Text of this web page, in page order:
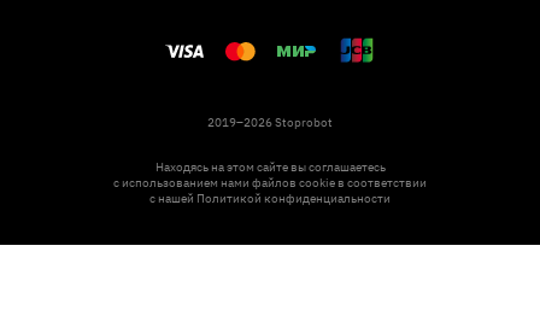
2019–2026 Stoprobot
Находясь на этом сайте вы соглашаетесь
с использованием нами файлов cookie в соответствии
с нашей Политикой конфиденциальности